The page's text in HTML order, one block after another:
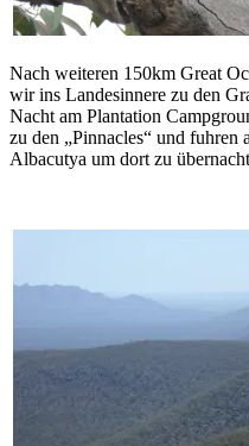
Nach weiteren 150km Great
wir ins Landesinnere zu den
Nacht am Plantation
zu den „Pinnacles“ und fuhren
Albacutya um dort zu